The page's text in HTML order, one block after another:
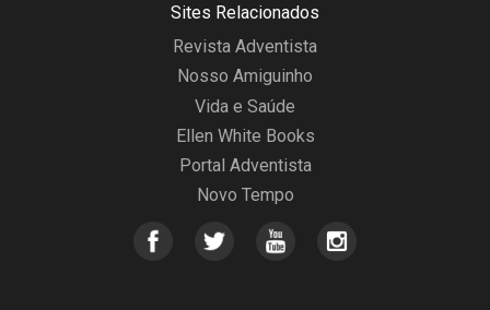
Sites Relacionados
Revista Adventista
Nosso Amiguinho
Vida e Saúde
Ellen White Books
Portal Adventista
Novo Tempo